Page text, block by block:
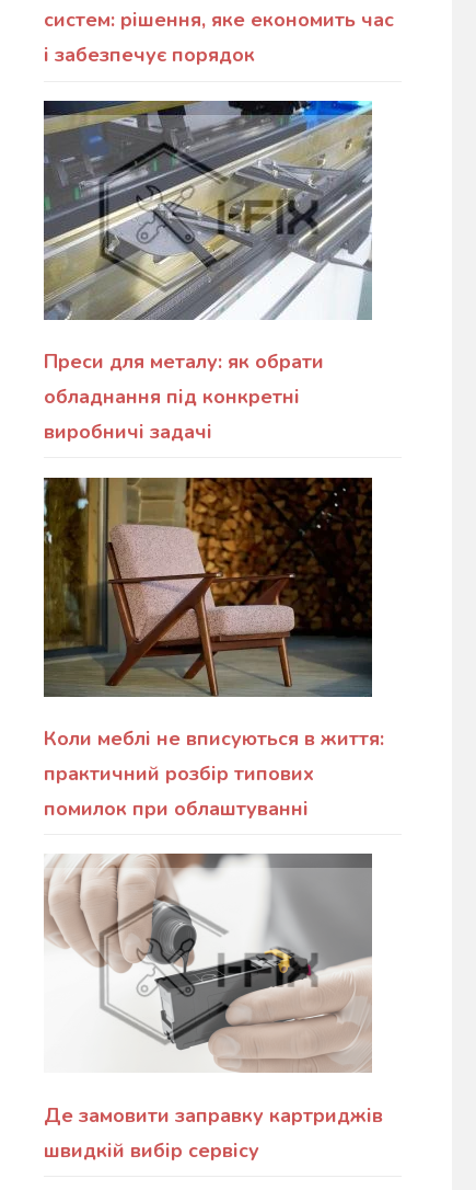
систем: рішення, яке економить час
і забезпечує порядок
Преси для металу: як обрати
обладнання під конкретні
виробничі задачі
Коли меблі не вписуються в життя:
практичний розбір типових
помилок при облаштуванні
Де замовити заправку картриджів
швидкій вибір сервісу